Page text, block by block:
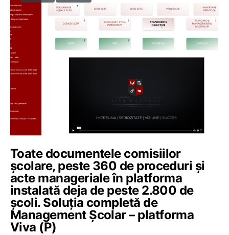
Toate documentele comisiilor
școlare, peste 360 de proceduri și
acte manageriale în platforma
instalată deja de peste 2.800 de
școli. Soluția completă de
Management Școlar – platforma
Viva (P)